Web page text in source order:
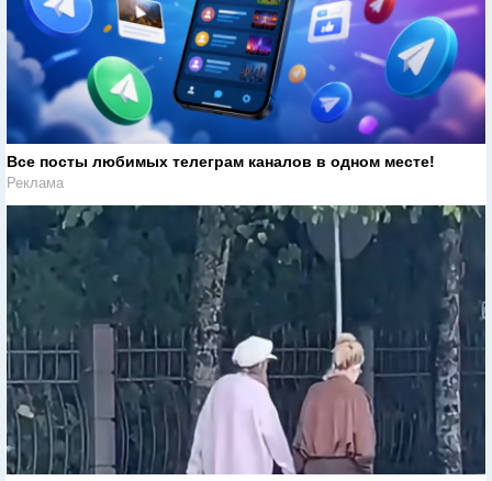
Все посты любимых телеграм каналов в одном месте!
Реклама